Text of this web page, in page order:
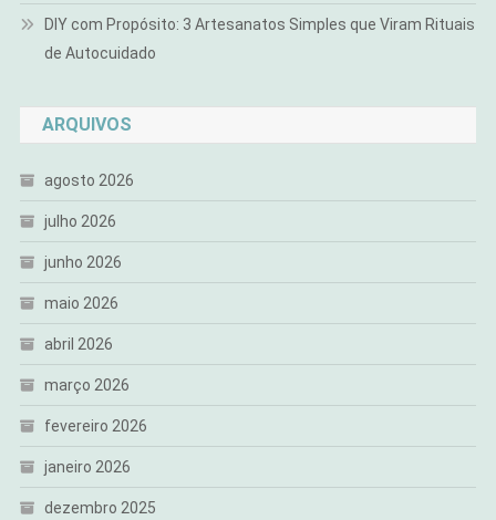
DIY com Propósito: 3 Artesanatos Simples que Viram Rituais
de Autocuidado
ARQUIVOS
agosto 2026
julho 2026
junho 2026
maio 2026
abril 2026
março 2026
fevereiro 2026
janeiro 2026
dezembro 2025